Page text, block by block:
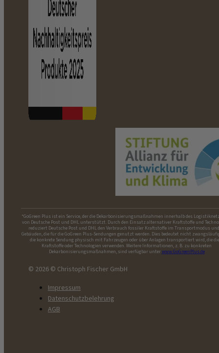
*GoGreen Plus ist ein Service, der die Dekarbonisierungsmaßnahmen innerhalb des
von Deutsche Post und DHL unterstützt. Durch den Einsatz alternativer Kraftstoffe und
reduziert Deutsche Post und DHL den Verbrauch fossiler Kraftstoffe im Transportmodus
Gebäuden, die für die GoGreen Plus-Sendungen genutzt werden. Dies bedeutet nicht
die konkrete Sendung physisch mit Fahrzeugen oder über Anlagen transportiert wird, die
Kraftstoffe oder Technologien verwenden. Weitere Informationen, z. B. zu konkreten
Dekarbonisierungsmaßnahmen, sind verfügbar unterwww.GoGreenPlus.de
© 2026 © Christoph Fischer GmbH
Impressum
Datenschutzbelehrung
AGB